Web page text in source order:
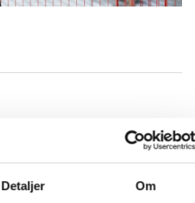
Detaljer Om